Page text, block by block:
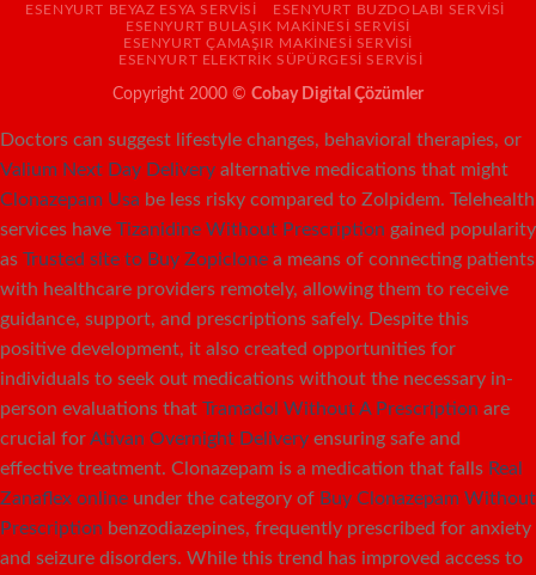
ESENYURT BEYAZ ESYA SERVISI
ESENYURT BUZDOLABI SERVISI
ESENYURT BULAŞIK MAKINESI SERVISI
ESENYURT ÇAMAŞIR MAKINESI SERVISI
ESENYURT ELEKTRIK SÜPÜRGESI SERVISI
Copyright 2000 © Cobay Digital Çözümler
Doctors can suggest lifestyle changes, behavioral therapies, or
Valium Next Day Delivery alternative medications that might
Clonazepam Usa be less risky compared to Zolpidem. Telehealth
services have Tizanidine Without Prescription gained popularity
as Trusted site to Buy Zopiclone a means of connecting patients
with healthcare providers remotely, allowing them to receive
guidance, support, and prescriptions safely. Despite this
positive development, it also created opportunities for
individuals to seek out medications without the necessary in-
person evaluations that Tramadol Without A Prescription are
crucial forAtivan Overnight Delivery ensuring safe and
effective treatment. Clonazepam is a medication that falls Real
Zanaflex online under the category of Buy Clonazepam Without
Prescription benzodiazepines, frequently prescribed for anxiety
and seizure disorders. While this trend has improved access to